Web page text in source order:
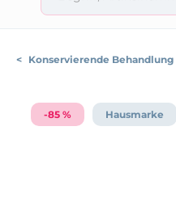
< Konservierende Behandlung
-85 % Hausmarke